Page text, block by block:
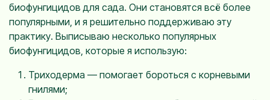
биофунгицидов для сада. Они становятся всё более
популярными, и я решительно поддерживаю эту
практику. Выписываю несколько популярных
биофунгицидов, которые я использую:
Триходерма — помогает бороться с корневыми
гнилями;